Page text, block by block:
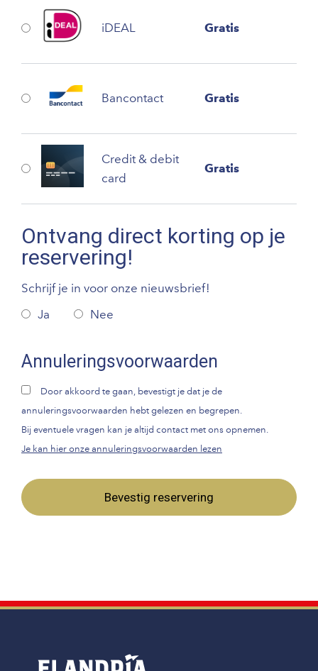
iDEAL Gratis
Bancontact Gratis
Credit & debit
card
Gratis
Ontvang direct korting op je
reservering!
Schrijf je in voor onze nieuwsbrief!
Ja
Nee
Annuleringsvoorwaarden
Door akkoord te gaan, bevestigt je dat je de
annuleringsvoorwaarden hebt gelezen en begrepen.
Bij eventuele vragen kan je altijd contact met ons opnemen.
Je kan hier onze annuleringsvoorwaarden lezen
Bevestig reservering